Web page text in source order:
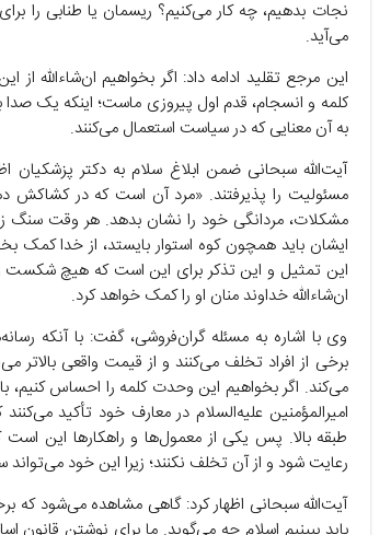
نجات بدهیم، چه کار می‌کنیم؟ ریسمان یا طنابی را
می‌آید.
این مرجع تقلید ادامه داد: اگر بخواهیم ان‌شاءالله
کلمه و انسجام، قدم اول پیروزی ماست؛ اینکه یک
به آن معنایی که در سیاست استعمال می‌کنند.
آیت‌الله سبحانی ضمن ابلاغ سلام به دکتر
مسئولیت را پذیرفتند. «مرد آن است که در کشاکش
مشکلات، مردانگی خود را نشان بدهد. هر وقت سنگ
ایشان باید همچون کوه استوار بایستد، از خدا کمک
این تمثیل و این تذکر برای این است که هیچ شکست
ان‌شاءالله خداوند منان او را کمک خواهد کرد.
وی با اشاره به مسئله گران‌فروشی، گفت: با آنکه
برخی از افراد تخلف می‌کنند و از قیمت واقعی بالاتر
می‌کند. اگر بخواهیم این وحدت کلمه را احساس کنیم،
امیرالمؤمنین علیه‌السلام در معارف خود تأکید
طبقه بالا. پس یکی از معمول‌ها و راهکار‌ها این
رعایت شود و از آن تخلف نکنند؛ زیرا این خود
آیت‌الله سبحانی اظهار کرد: گاهی مشاهده می‌شود که